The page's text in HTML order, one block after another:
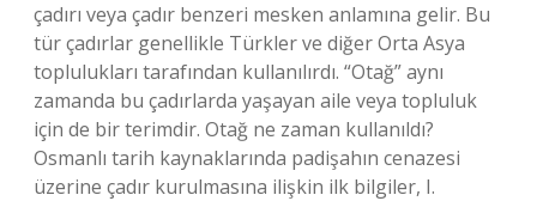
çadırı veya çadır benzeri mesken anlamına gelir. Bu
tür çadırlar genellikle Türkler ve diğer Orta Asya
toplulukları tarafından kullanılırdı. “Otağ” aynı
zamanda bu çadırlarda yaşayan aile veya topluluk
için de bir terimdir. Otağ ne zaman kullanıldı?
Osmanlı tarih kaynaklarında padişahın cenazesi
üzerine çadır kurulmasına ilişkin ilk bilgiler, I.